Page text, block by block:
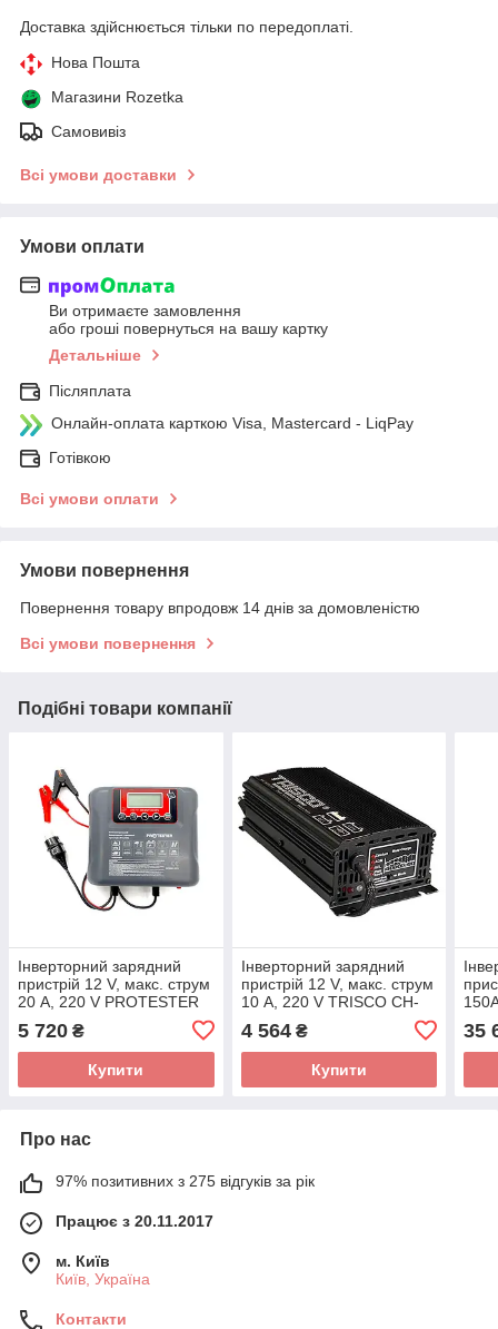
Доставка здійснюється тільки по передоплаті.
Нова Пошта
Магазини Rozetka
Самовивіз
Всі умови доставки
Умови оплати
Ви отримаєте замовлення
або гроші повернуться на вашу картку
Детальніше
Післяплата
Онлайн-оплата карткою Visa, Mastercard - LiqPay
Готівкою
Всі умови оплати
Умови повернення
Повернення товару впродовж 14 днів за домовленістю
Всі умови повернення
Подібні товари компанії
Інверторний зарядний
пристрій 12 V, макс. струм
20 A, 220 V PROTESTER
5 720 ₴
Купити
Інверторний зарядний
пристрій 12 V, макс. струм
10 A, 220 V TRISCO CH-
4 564₴
Купити
35
Про нас
97% позитивних з 275 відгуків за рік
Працює з 20.11.2017
м. Київ
Київ, Україна
Контакти